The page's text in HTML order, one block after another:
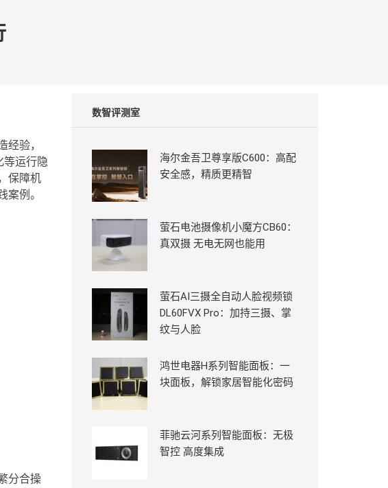
验，
等运行隐
保障机
例。
分合操
数智评测室
海尔金吾卫尊享版C600：高配
安全感，精质更精智
萤石电池摄像机小魔方CB60：
真双摄 无电无网也能用
萤石AI三摄全自动人脸视频锁
DL60FVX Pro：加持三摄、掌
纹与人脸
鸿世电器H系列智能面板：一
块面板，解锁家居智能化密码
菲驰云河系列智能面板：无极
智控 高度集成